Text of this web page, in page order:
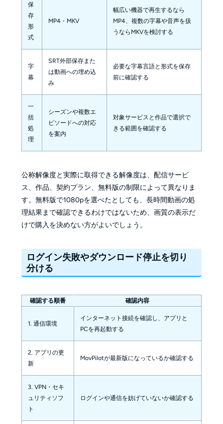
保
存
形
式
MP4・MKV
幅広い機器で再生するなら
MP4、複数の字幕や音声を扱
うならMKVを検討する
字
幕
SRT外部保存また
は動画への埋め込
み
必要な字幕言語と形式を保存
前に確認する
一
括
処
理
シーズンや複数エ
ピソードへの対応
を案内
対象サービスと作品で選択で
きる範囲を確認する
公称解像度と実際に取得できる解像度は、配信サービ
ス、作品、契約プラン、無料版の制限によって異なりま
す。無料版で1080pを選べたとしても、長時間動画の処
理結果まで確認できるわけではないため、画質の表示だ
けで購入を決めない方がよいでしょう。
ログイン失敗やダウンロード停止を切り
分ける
確認する順番 確認内容
1. 通信環境
インターネット接続を確認し、アプリと
PCを再起動する
2. アプリの更
新
MovPilotが最新版になっているか確認する
3. VPN・セキ
ュリティソフ
ト
ログインや通信を妨げていないか確認する